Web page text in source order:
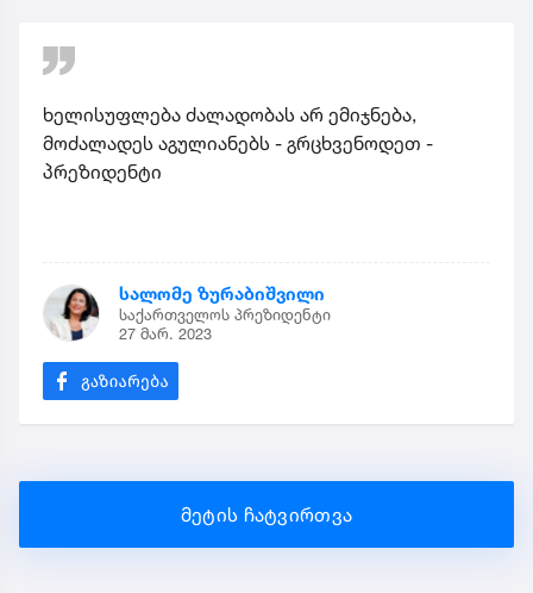
ხელისუფლება ძალადობას არ ემიჯნება,
მოძალადეს აგულიანებს - გრცხვენოდეთ -
პრეზიდენტი
სალომე ზურაბიშვილი
საქართველოს პრეზიდენტი
27 მარ. 2023
მეტის ჩატვირთვა